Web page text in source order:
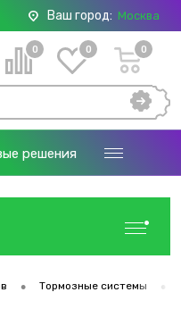
Ваш город: Москва
0 0 0
решения
• Тормозные системы •